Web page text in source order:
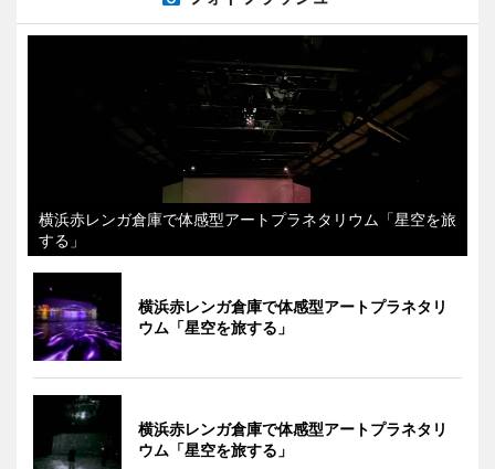
横浜赤レンガ倉庫で体感型アートプラネタリウム「星空を旅
する」
横浜赤レンガ倉庫で体感型アートプラネタリ
ウム「星空を旅する」
横浜赤レンガ倉庫で体感型アートプラネタリ
ウム「星空を旅する」